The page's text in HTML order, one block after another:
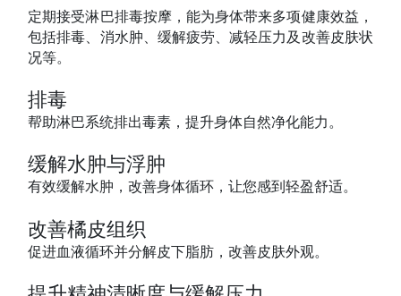
定期接受淋巴排毒按摩，能为身体带来多项健康效益，
包括排毒、消水肿、缓解疲劳、减轻压力及改善皮肤状
况等。
排毒
帮助淋巴系统排出毒素，提升身体自然净化能力。
缓解水肿与浮肿
有效缓解水肿，改善身体循环，让您感到轻盈舒适。
改善橘皮组织
促进血液循环并分解皮下脂肪，改善皮肤外观。